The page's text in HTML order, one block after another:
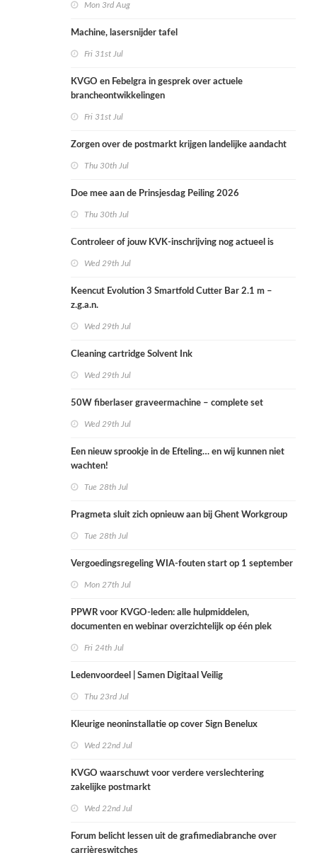
Mon 3rd Aug
Machine, lasersnijder tafel
Fri 31st Jul
KVGO en Febelgra in gesprek over actuele
brancheontwikkelingen
Fri 31st Jul
Zorgen over de postmarkt krijgen landelijke aandacht
Thu 30th Jul
Doe mee aan de Prinsjesdag Peiling 2026
Thu 30th Jul
Controleer of jouw KVK-inschrijving nog actueel is
Wed 29th Jul
Keencut Evolution 3 Smartfold Cutter Bar 2.1 m –
z.g.a.n.
Wed 29th Jul
Cleaning cartridge Solvent Ink
Wed 29th Jul
50W fiberlaser graveermachine – complete set
Wed 29th Jul
Een nieuw sprookje in de Efteling… en wij kunnen niet
wachten!
Tue 28th Jul
Pragmeta sluit zich opnieuw aan bij Ghent Workgroup
Tue 28th Jul
Vergoedingsregeling WIA-fouten start op 1 september
Mon 27th Jul
PPWR voor KVGO-leden: alle hulpmiddelen,
documenten en webinar overzichtelijk op één plek
Fri 24th Jul
Ledenvoordeel | Samen Digitaal Veilig
Thu 23rd Jul
Kleurige neoninstallatie op cover Sign Benelux
Wed 22nd Jul
KVGO waarschuwt voor verdere verslechtering
zakelijke postmarkt
Wed 22nd Jul
Forum belicht lessen uit de grafimediabranche over
carrièreswitches